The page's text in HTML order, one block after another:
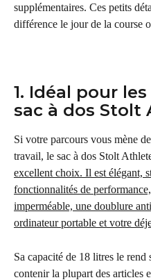
supplémentaires. Ces petits
différence le jour de la course
1. Idéal pour
sac à dos Stolt
Si votre parcours vous mène
travail, le sac à dos Stolt
excellent choix. Il est élégant,
fonctionnalités de
imperméable, une doublure
ordinateur portable et votre
Sa capacité de 18 litres le
contenir la plupart des articles